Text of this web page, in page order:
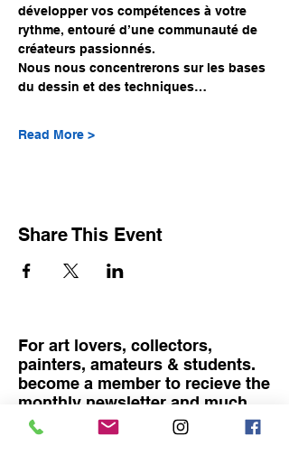
développer vos compétences à votre
rythme, entouré d’une communauté de
créateurs passionnés.
Nous nous concentrerons sur les bases
du dessin et des techniques…
Read More >
Share This Event
For art lovers, collectors,
painters, amateurs & students.
become a member to recieve the
monthly newsletter and much
more